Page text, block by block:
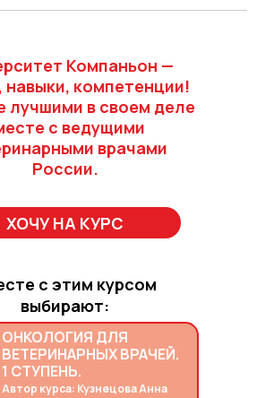
Компаньон —
навыки, компетенции!
лучшими в своем деле
с ведущими
врачами
России.
ХОЧУ НА КУРС
с этим курсом
выбирают:
ОНКОЛОГИЯ ДЛЯ
ВЕТЕРИНАРНЫХ ВРАЧЕЙ.
1 СТУПЕНЬ.
Автор курса: Кузнецова Анна